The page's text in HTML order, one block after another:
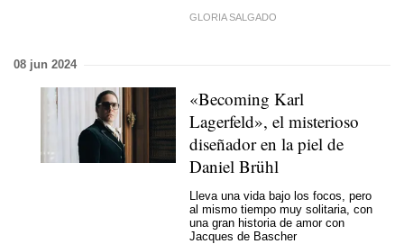
GLORIA SALGADO
08 jun 2024
«Becoming Karl
Lagerfeld», el misterioso
diseñador en la piel de
Daniel Brühl
Lleva una vida bajo los focos, pero
al mismo tiempo muy solitaria, con
una gran historia de amor con
Jacques de Bascher